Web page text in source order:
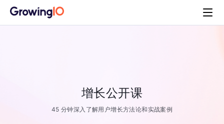
增长公开课
45 分钟深入了解用户增长方法论和实战案例